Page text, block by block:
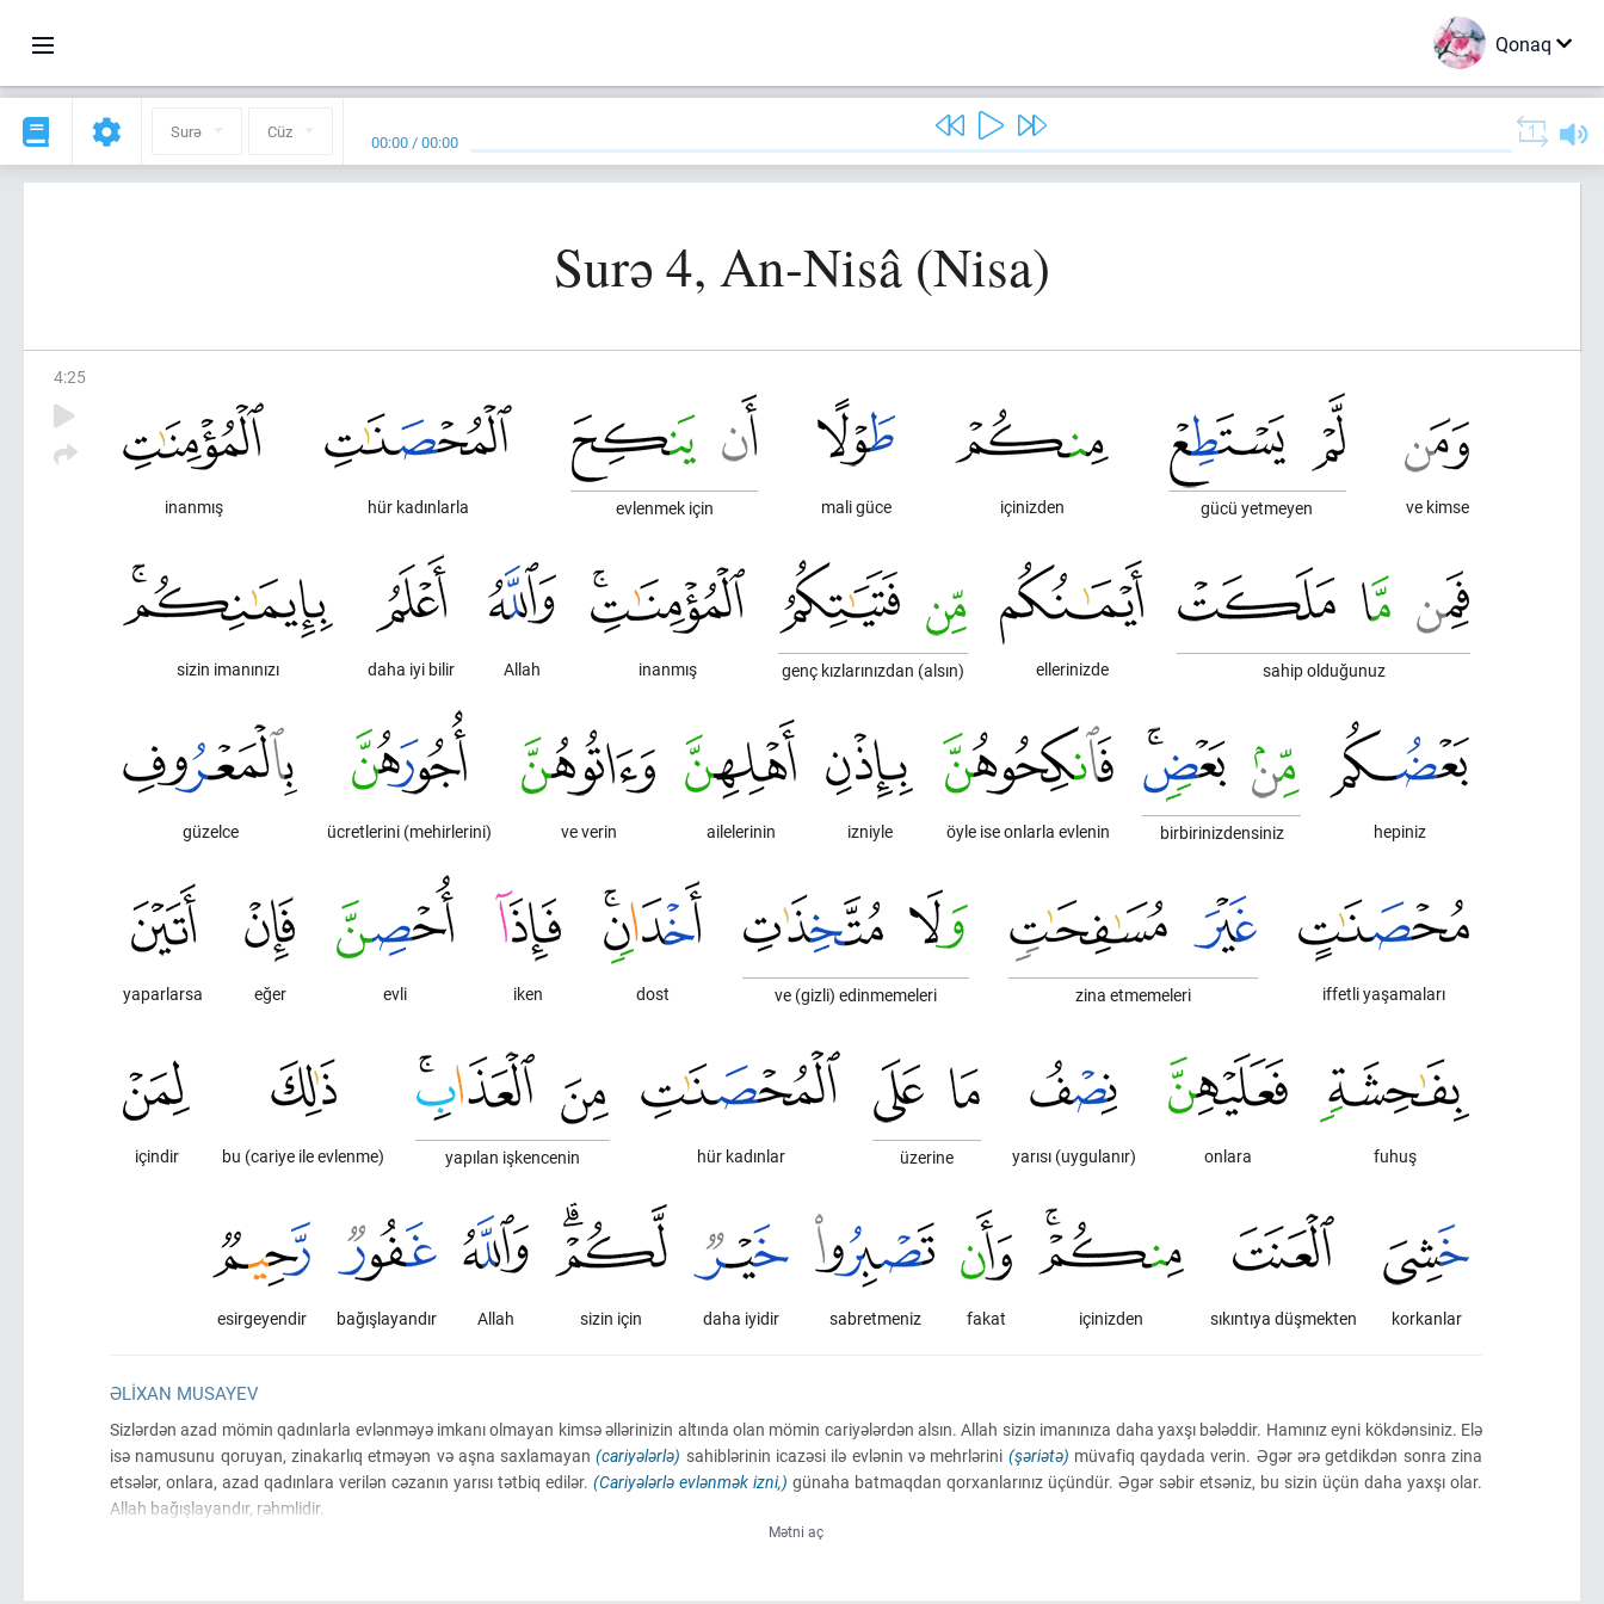
Qonaq
Surə Cüz 00:00 /00:00
Surə 4, An-Nisâ (Nisa)
4:25
ve kimse
gücü yetmeyen
içinizden
mali güce
evlenmek için
hür kadınlarla
inanmış
sahip olduğunuz
ellerinizde
genç kızlarınızdan (alsın)
inanmış
Allah
daha iyi bilir
sizin imanınızı
hepiniz
birbirinizdensiniz
öyle ise onlarla evlenin
izniyle
ailelerinin
ve verin
ücretlerini (mehirlerini)
güzelce
iffetli yaşamaları
zina etmemeleri
ve (gizli) edinmemeleri
dost
iken
evli
eğer
yaparlarsa
fuhuş
onlara
yarısı (uygulanır)
üzerine
hür kadınlar
yapılan işkencenin
bu (cariye ile evlenme)
içindir
korkanlar
sıkıntıya düşmekten
içinizden
fakat
sabretmeniz
daha iyidir
sizin için
Allah
bağışlayandır
esirgeyendir
ƏLIXAN MUSAYEV
Sizlərdən azad mömin qadınlarla evlənməyə imkanı olmayan kimsə əllərinizin altında olan mömin cariyələrdən alsın. Allah sizin imanınıza daha yaxşı bələddir. Hamınız eyni kökdənsiniz. Elə
isə namusunu qoruyan, zinakarlıq etməyən və aşna saxlamayan(cariyələrlə) sahiblərinin icazəsi ilə evlənin və mehrlərini (şəriətə) müvafiq qaydada verin. Əgər ərə getdikdən sonra zina
etsələr, onlara, azad qadınlara verilən cəzanın yarısı tətbiq edilər. (Cariyələrlə evlənmək izni,) günaha batmaqdan qorxanlarınız üçündür. Əgər səbir etsəniz, bu sizin üçün daha yaxşı olar.
Allah bağışlayandır, rəhmlidir.
Mətni aç